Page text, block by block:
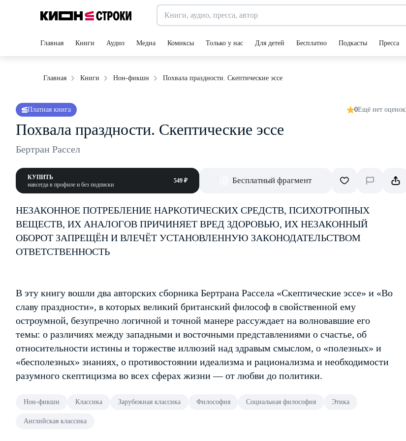
Главная Книги Аудио Медиа Комиксы Только у нас Для детей Бесплатно Подкасты Пресса
Главная Книги Нон-фикшн Похвала праздности. Скептические эссе
Платная книга 0Ещё нет оценок
Похвала праздности. Скептические эссе
Бертран Рассел
КУПИТЬ
навсегда в профиле и без подписки
549 ₽ Бесплатный фрагмент
НЕЗАКОННОЕ ПОТРЕБЛЕНИЕ НАРКОТИЧЕСКИХ СРЕДСТВ, ПСИХОТРОПНЫХ
ВЕЩЕСТВ, ИХ АНАЛОГОВ ПРИЧИНЯЕТ ВРЕД ЗДОРОВЬЮ, ИХ НЕЗАКОННЫЙ
ОБОРОТ ЗАПРЕЩЁН И ВЛЕЧЁТ УСТАНОВЛЕННУЮ ЗАКОНОДАТЕЛЬСТВОМ
ОТВЕТСТВЕННОСТЬ
В эту книгу вошли два авторских сборника Бертрана Рассела «Скептические эссе» и «Во
славу праздности», в которых великий британский философ в свойственной ему
остроумной, безупречно логичной и точной манере рассуждает на волновавшие его
темы: о различиях между западными и восточными представлениями о счастье, об
относительности истины и торжестве иллюзий над здравым смыслом, о «полезных» и
«бесполезных» знаниях, о противостоянии идеализма и рационализма и необходимости
разумного скептицизма во всех сферах жизни — от любви до политики.
Нон-фикшн Классика Зарубежная классика Философия Социальная философия Этика
Английская классика